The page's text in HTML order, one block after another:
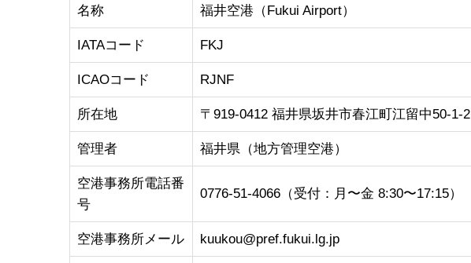
名称 福井空港（Fukui Airport）
IATAコード FKJ
ICAOコード RJNF
所在地 〒919-0412 福井県坂井市春江町江留中50-1-2
管理者 福井県（地方管理空港）
空港事務所電話番
号
0776-51-4066（受付：月〜金 8:30〜17:15）
空港事務所メール kuukou@pref.fukui.lg.jp